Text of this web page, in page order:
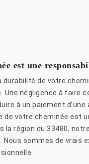
est une
de votre
négligence à faire
à un paiement d’une
de votre cheminée est
la région du 33480,
sommes de vrais